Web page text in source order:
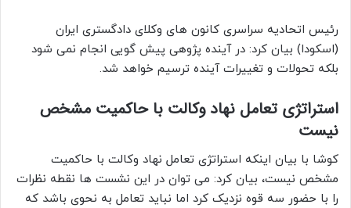
رئیس اتحادیه سراسری کانون های وکلای دادگستری ایران
(اسکودا) بیان کرد: در آینده پژوهی پیش گویی انجام نمی شود
بلکه تحولات و تغییرات آینده ترسیم خواهد شد.
استراتژی تعامل نهاد وکالت با حاکمیت مشخص
نیست
کوشا با بیان اینکه استراتژی تعامل نهاد وکالت با حاکمیت
مشخص نیست، بیان کرد: می توان در این نشست ها نقطه نظرات
را با حضور سه قوه نزدیک کرد اما نباید تعامل به نحوی باشد که